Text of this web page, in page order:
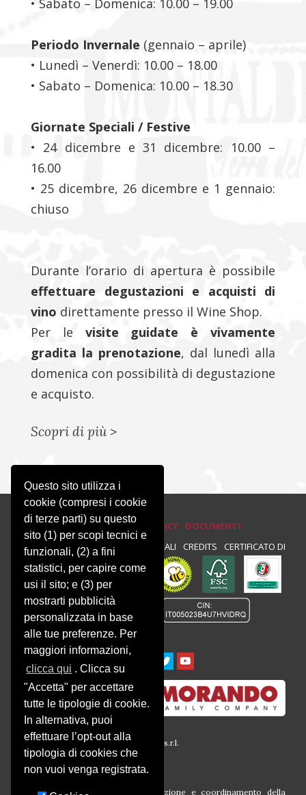
Questo sito utilizza i
cookie (compresi i cookie
di terze parti) su questo
sito (1) per scopi tecnici e
funzionali, (2) a fini
statistici, per capire come
usi il sito; e (3) per
mostrarti pubblicità
personalizzata in base
alle tue preferenze. Per
maggiori informazioni,
clicca qui . Clicca su
"Accetta" per accettare
tutte le tipologie di cookie.
In alternativa, puoi
effettuare l’opt-out alla
tipologia di cookies che
non vuoi venga registrata.
• Sabato – Domenica: 10.00 – 19.00
Periodo Invernale (gennaio – aprile)
• Lunedì – Venerdì: 10.00 – 18.00
• Sabato – Domenica: 10.00 – 18.30
Giornate Speciali / Festive
• 24 dicembre e 31 dicembre: 10.00 –
16.00
• 25 dicembre, 26 dicembre e 1 gennaio:
chiuso
Durante l’orario di apertura è possibile
effettuare degustazioni e acquisti di
vino direttamente presso il Wine Shop.
Per le visite guidate è vivamente
gradita la prenotazione, dal lunedì alla
domenica con possibilità di degustazione
e acquisto.
Scopri di più >
PRIVACY E COOKIE POLICY
DOCUMENTI
PRIVACY NEWSLETTER NOTE LEGALI CREDITS CERTIFICATO DI
CONFORMITÀ :
© 2016 Società Agricola Montalbera s.r.l.
P.iva 00633260054
Via Montalbera, 1
Società soggetta all’attività di direzione e coordinamento della